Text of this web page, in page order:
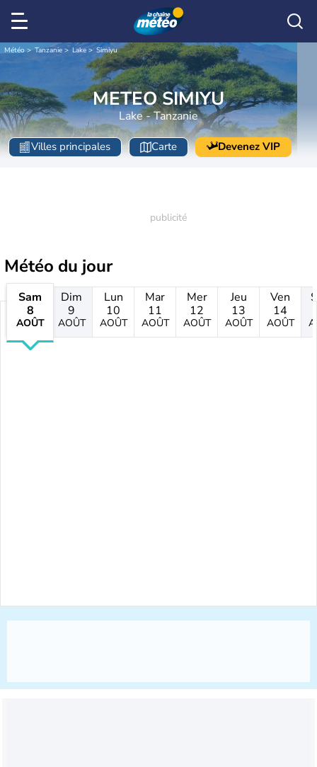
Météo Tanzanie Lake Simiyu
METEO SIMIYU
Lake - Tanzanie
Villes principales Carte Devenez VIP
Météo du jour
Sam
8
AOÛT
Dim
9
AOÛT
Lun
10
AOÛT
Mar
11
AOÛT
Mer
12
AOÛT
Jeu
13
AOÛT
Ven
14
AOÛT